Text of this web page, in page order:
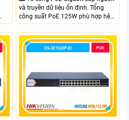
và truyền dữ liệu ổn định. Tổng
công suất PoE 125W phù hợp hệ
thống camera IP vừa. 2 cổng RJ45
Gigabit và 2 cổng quang SFP mở
rộng linh hoạt. Hỗ trợ truyền PoE
xa tối đa lên đến 300 mét.